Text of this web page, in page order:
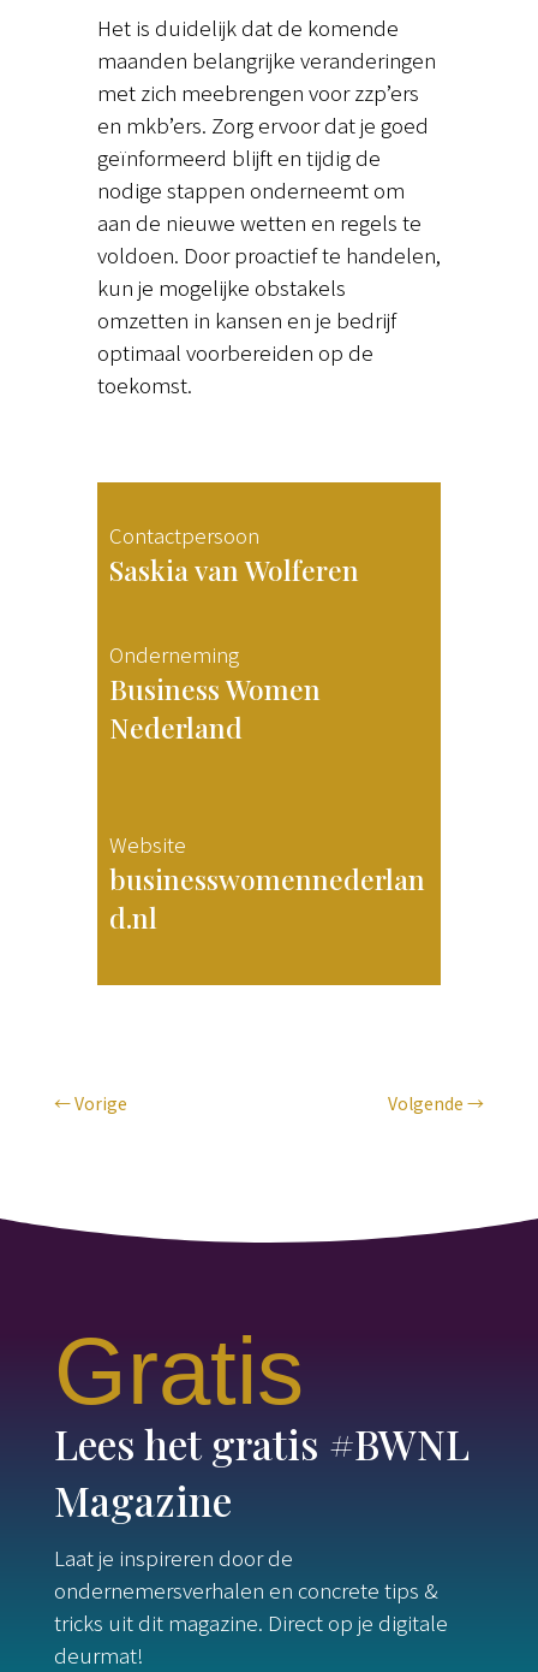
Het is duidelijk dat de komende
maanden belangrijke veranderingen
met zich meebrengen voor zzp’ers
en mkb’ers. Zorg ervoor dat je goed
geïnformeerd blijft en tijdig de
nodige stappen onderneemt om
aan de nieuwe wetten en regels te
voldoen. Door proactief te handelen,
kun je mogelijke obstakels
omzetten in kansen en je bedrijf
optimaal voorbereiden op de
toekomst.
Contactpersoon
Saskia van Wolferen
Onderneming
Business Women
Nederland
Website
businesswomennederlan
d.nl
←Vorige Volgende →
Gratis
Lees het gratis #BWNL
Magazine
Laat je inspireren door de
ondernemersverhalen en concrete tips &
tricks uit dit magazine. Direct op je digitale
deurmat!